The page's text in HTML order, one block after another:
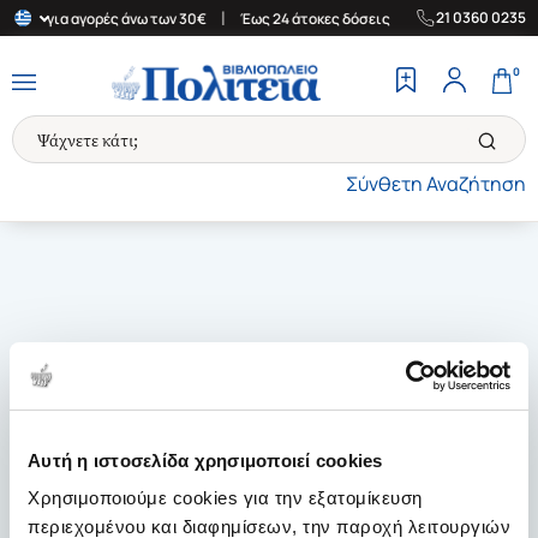
Αυτή η ιστοσελίδα χρησιμοποιεί cookies
Χρησιμοποιούμε cookies για την εξατομίκευση
περιεχομένου και διαφημίσεων, την παροχή λειτουργιών
για αγορές άνω των 30€ Έως 24 άτοκες δόσεις | Δωρεάν
21 0360 0235
Σύνθετη Αναζήτηση
0